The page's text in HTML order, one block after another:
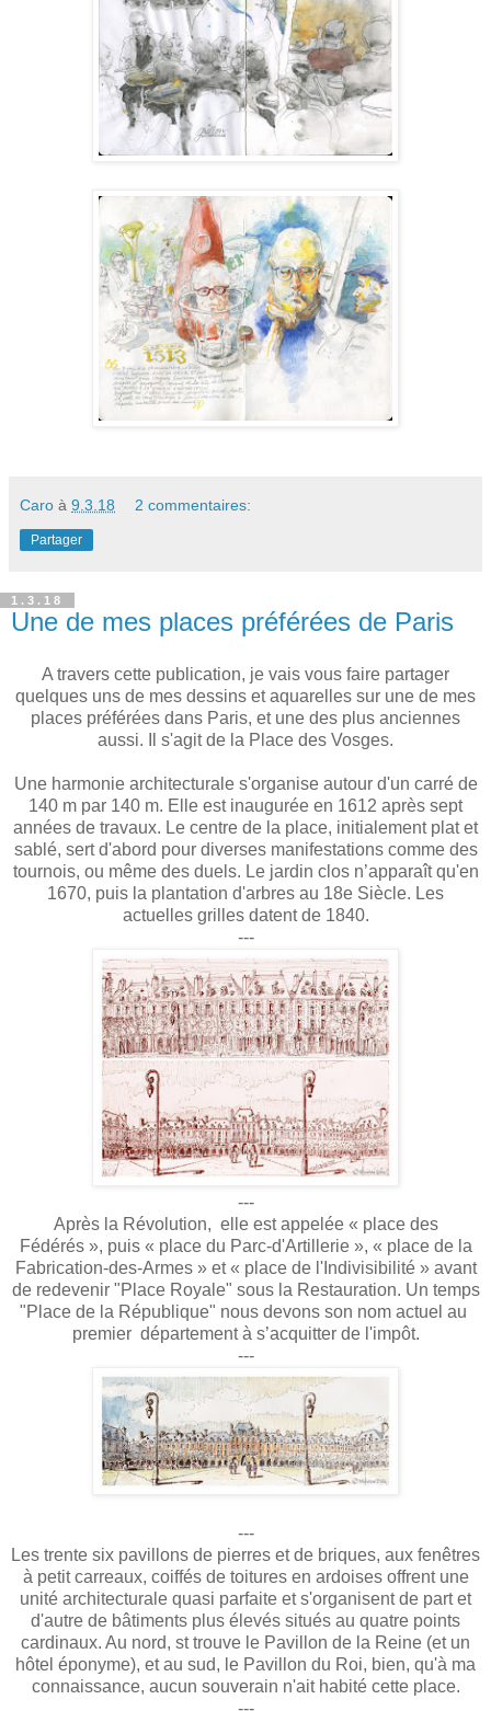
Caro à 9.3.18 2 commentaires:
Partager
1.3.18
Une de mes places préférées de Paris
A travers cette publication, je vais vous faire partager
quelques uns de mes dessins et aquarelles sur une de mes
places préférées dans Paris, et une des plus anciennes
aussi. Il s'agit de la Place des Vosges.
Une harmonie architecturale s'organise autour d'un carré de
140 m par 140 m. Elle est inaugurée en 1612 après sept
années de travaux. Le centre de la place, initialement plat et
sablé, sert d'abord pour diverses manifestations comme des
tournois, ou même des duels. Le jardin clos n’apparaît qu'en
1670, puis la plantation d'arbres au 18e Siècle. Les
actuelles grilles datent de 1840.
---
---
Après la Révolution, elle est appelée « place des
Fédérés », puis « place du Parc-d'Artillerie », « place de la
Fabrication-des-Armes » et « place de l'Indivisibilité » avant
de redevenir "Place Royale" sous la Restauration. Un temps
"Place de la République" nous devons son nom actuel au
premier département à s’acquitter de l'impôt.
---
---
Les trente six pavillons de pierres et de briques, aux fenêtres
à petit carreaux, coiffés de toitures en ardoises offrent une
unité architecturale quasi parfaite et s'organisent de part et
d'autre de bâtiments plus élevés situés au quatre points
cardinaux. Au nord, st trouve le Pavillon de la Reine (et un
hôtel éponyme), et au sud, le Pavillon du Roi, bien, qu'à ma
connaissance, aucun souverain n'ait habité cette place.